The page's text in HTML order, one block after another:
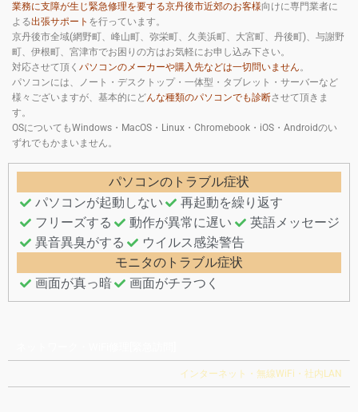
業務に支障が生じ緊急修理を要する京丹後市近郊のお客様向けに専門業者に
よる出張サポート を行っています。
京丹後市全域(網野町、峰山町、弥栄町、久美浜町、大宮町、丹後町)、与謝野
町、伊根町、宮津市でお困りの方はお気軽にお申し込み下さい。
対応させて頂く パソコンのメーカーや購入先などは一切問いません。
パソコンには、ノート・デスクトップ・一体型・タブレット・サーバーなど
様々ございますが、基本的にどんな種類のパソコンでも診断させて頂きま
す。
OSについてもWindows・MacOS・Linux・Chromebook・iOS・Androidのい
ずれでもかまいません。
パソコンのトラブル症状
パソコンが起動しない
再起動を繰り返す
フリーズする
動作が異常に遅い
英語メッセージ
異音異臭がする
ウイルス感染警告
モニタのトラブル症状
画面が真っ暗
画面がチラつく
インターネット・無線WiFi・社内LAN